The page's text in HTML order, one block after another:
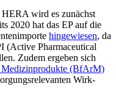
wird es zunächst
2020 hat das EP auf die
hingewiesen, da
(Active Pharmaceutical
Zudem ergeben sich
Medi­zinprodukte (BfArM)
Wirk­